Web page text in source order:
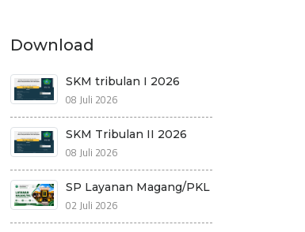
Download
SKM tribulan I 2026
08 Juli 2026
SKM Tribulan II 2026
08 Juli 2026
SP Layanan Magang/PKL
02 Juli 2026